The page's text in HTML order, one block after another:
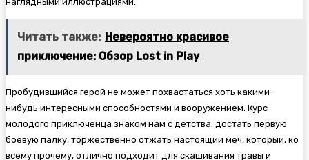
Читать также: Невероятно красивое
приключение: Обзор Lost in Play
Пробудившийся герой не может похвастаться хоть какими-
нибудь интересными способностями и вооружением. Курс
молодого приключенца знаком нам с детства: достать первую
боевую палку, торжественно отжать настоящий меч, который, ко
всему прочему, отлично подходит для скашивания травы и